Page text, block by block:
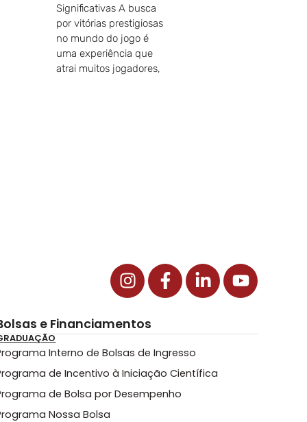
Significativas A busca
por vitórias prestigiosas
no mundo do jogo é
uma experiência que
atrai muitos jogadores,
e Financiamentos
Interno de Bolsas de Ingresso
de Incentivo à Iniciação Científica
de Bolsa por Desempenho
Nossa Bolsa